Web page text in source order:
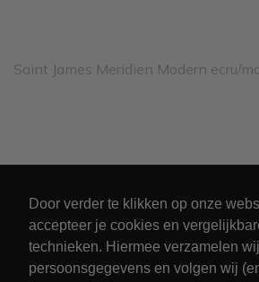
Door verder te klikken op onze
accepteer je cookies en
technieken. Hiermee verzamelen wij
persoonsgegevens en volgen wij
Saint James Meridien Modern ecru/
Algemeen